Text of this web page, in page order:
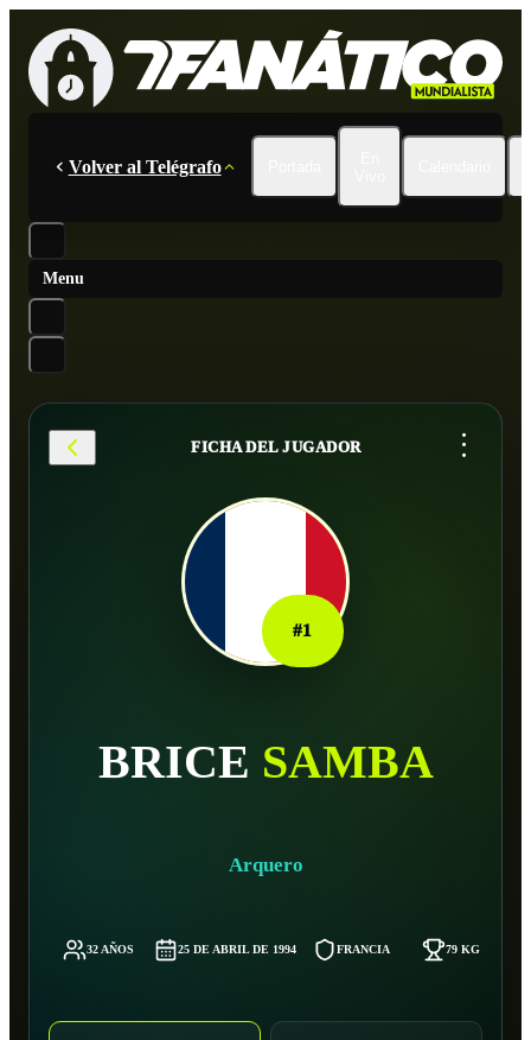
Volver al Telégrafo
Menu
FICHA DEL JUGADOR ...
#1
BRICE SAMBA
Arquero
32 AÑOS 25 DE ABRIL DE 1994 FRANCIA 79 KG